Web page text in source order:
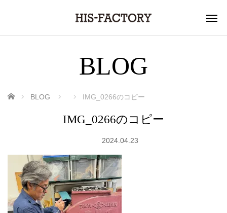
BLOG
ホーム BLOG IMG_0266のコピー
IMG_0266のコピー
2024.04.23